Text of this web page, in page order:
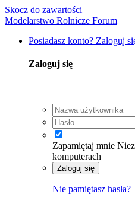
Skocz do zawartości
Modelarstwo Rolnicze Forum
Posiadasz konto? Zaloguj
Zaloguj się
Zapamiętaj mnie
komputerach
Zaloguj się
Nie pamiętasz hasła?